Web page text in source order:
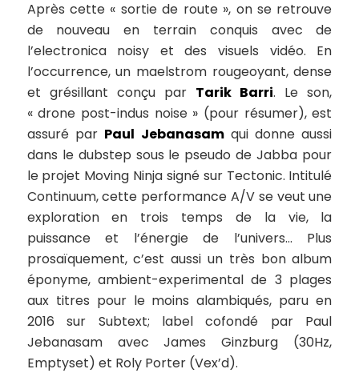
Après cette « sortie de route », on se retrouve
de nouveau en terrain conquis avec de
l’electronica noisy et des visuels vidéo. En
l’occurrence, un maelstrom rougeoyant, dense
et grésillant conçu par Tarik Barri. Le son,
« drone post-indus noise » (pour résumer), est
assuré par Paul Jebanasamqui donne aussi
dans le dubstep sous le pseudo de Jabba pour
le projet Moving Ninja signé sur Tectonic. Intitulé
Continuum, cette performance A/V se veutune
exploration en trois temps de la vie, la
puissance et l’énergie de l’univers… Plus
prosaïquement, c’est aussi un très bon album
éponyme, ambient-experimental de 3 plages
aux titres pour le moins alambiqués, paru en
2016 sur Subtext; label cofondé par Paul
Jebanasam avec James Ginzburg (30Hz,
Emptyset) et Roly Porter (Vex’d).